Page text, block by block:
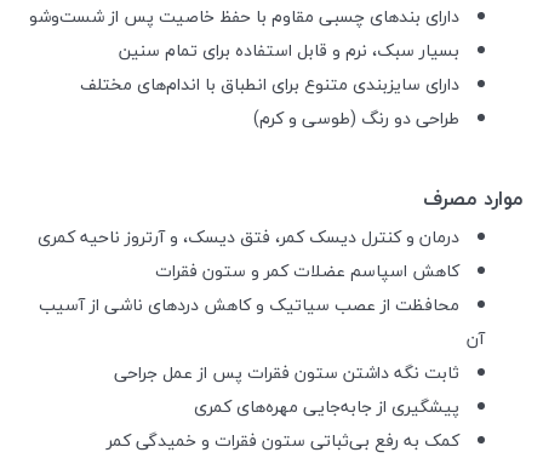
دارای بندهای چسبی مقاوم با حفظ خاصیت پس از شست‌وشو
بسیار سبک، نرم و قابل استفاده برای تمام سنین
دارای سایزبندی متنوع برای انطباق با اندام‌های مختلف
طراحی دو رنگ (طوسی و کرم)
موارد مصرف
درمان و کنترل دیسک کمر، فتق دیسک، و آرتروز ناحیه کمری
کاهش اسپاسم عضلات کمر و ستون فقرات
محافظت از عصب سیاتیک و کاهش دردهای ناشی از آسیب
آن
ثابت نگه داشتن ستون فقرات پس از عمل جراحی
پیشگیری از جابه‌جایی مهره‌های کمری
کمک به رفع بی‌ثباتی ستون فقرات و خمیدگی کمر